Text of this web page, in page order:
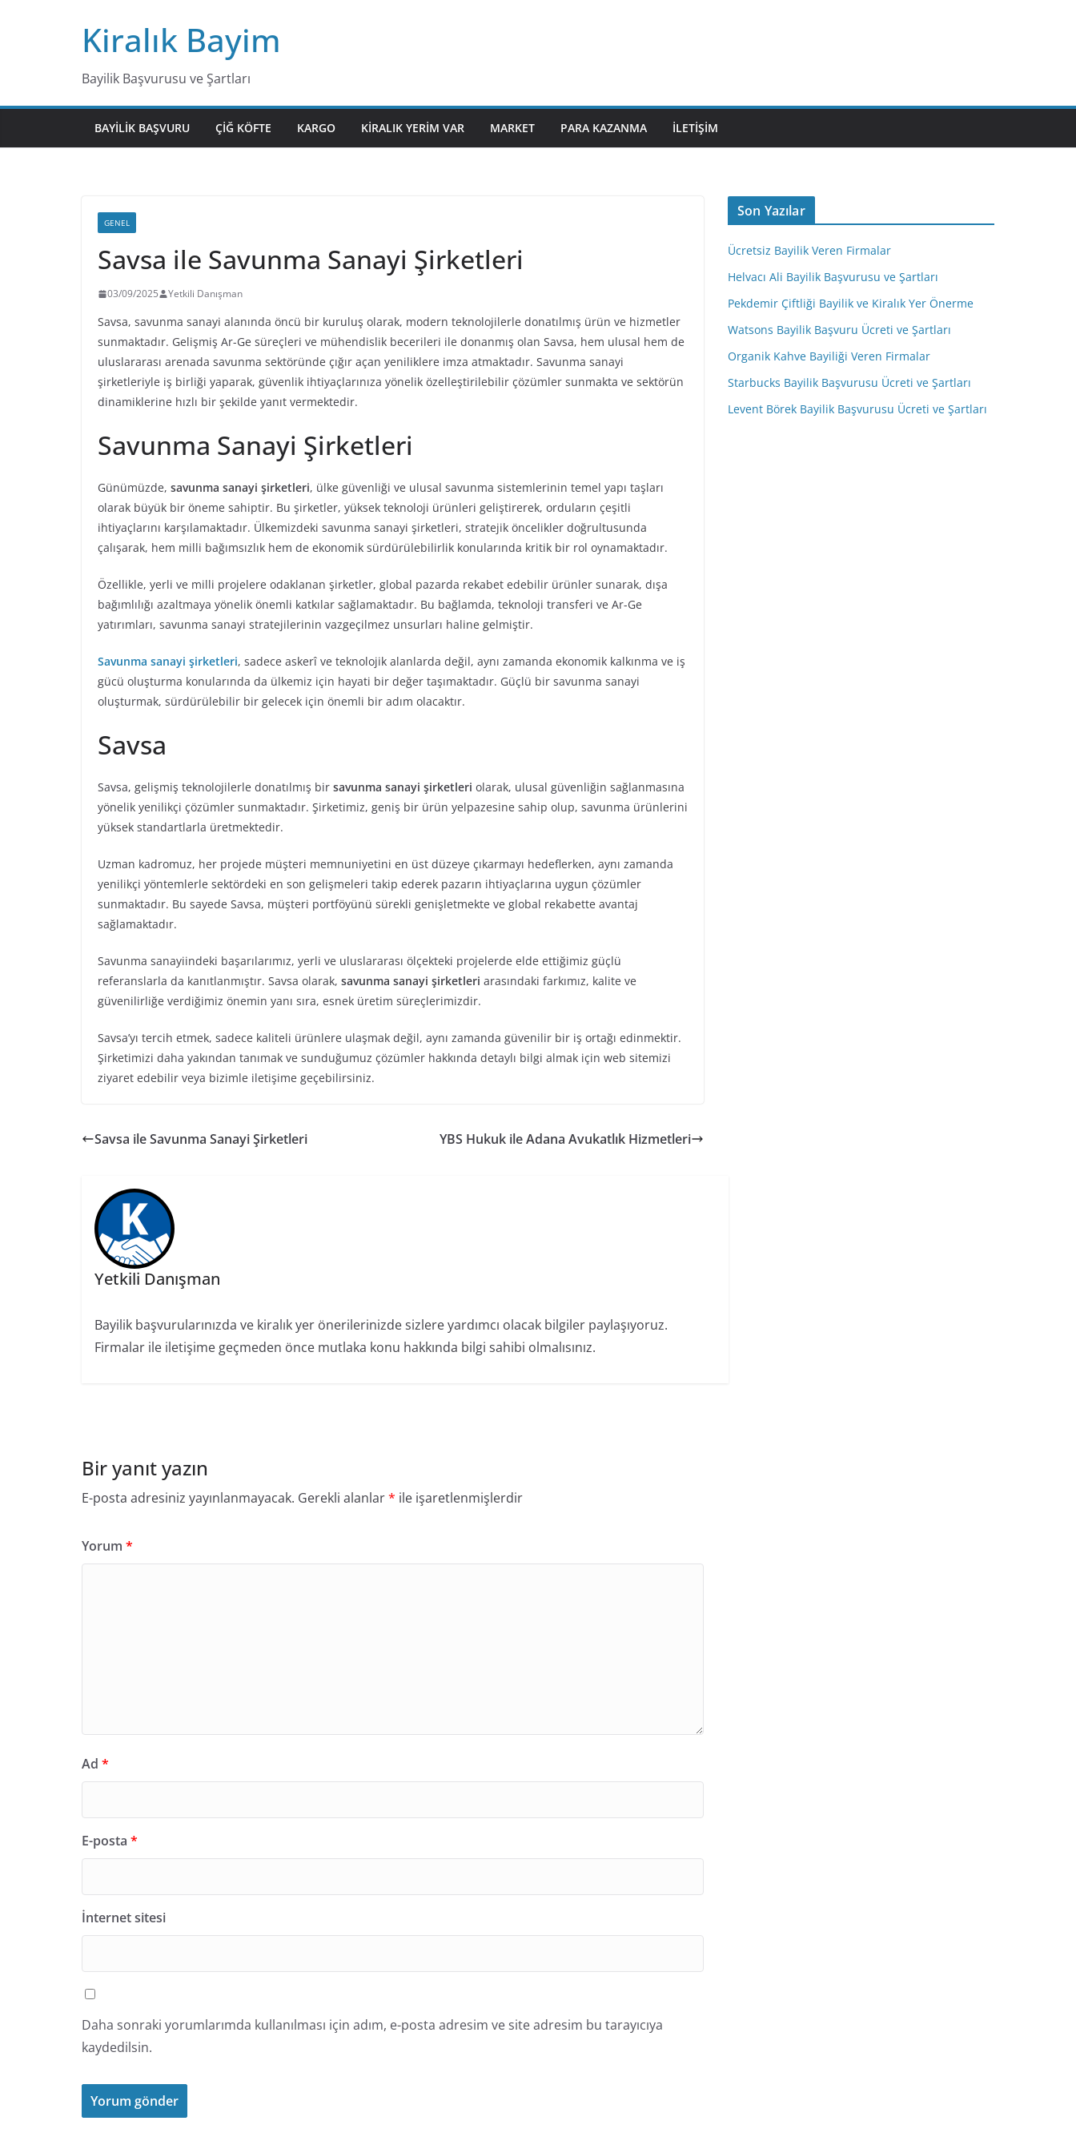
Kiralık Bayim
Bayilik Başvurusu ve Şartları
BAYILIK BAŞVURU ÇIĞ KÖFTE KARGO KIRALIK YERIM VAR MARKET PARA KAZANMA İLETIŞIM
GENEL
Savsa ile Savunma Sanayi Şirketleri
03/09/2025 Yetkili Danışman
Savsa, savunma sanayi alanında öncü bir kuruluş olarak, modern teknolojilerle donatılmış ürün ve hizmetler
sunmaktadır. Gelişmiş Ar-Ge süreçleri ve mühendislik becerileri ile donanmış olan Savsa, hem ulusal hem de
uluslararası arenada savunma sektöründe çığır açan yeniliklere imza atmaktadır. Savunma sanayi
şirketleriyle iş birliği yaparak, güvenlik ihtiyaçlarınıza yönelik özelleştirilebilir çözümler sunmakta ve sektörün
dinamiklerine hızlı bir şekilde yanıt vermektedir.
Savunma Sanayi Şirketleri
Günümüzde, savunma sanayi şirketleri, ülke güvenliği ve ulusal savunma sistemlerinin temel yapı taşları
olarak büyük bir öneme sahiptir. Bu şirketler, yüksek teknoloji ürünleri geliştirerek, orduların çeşitli
ihtiyaçlarını karşılamaktadır. Ülkemizdeki savunma sanayi şirketleri, stratejik öncelikler doğrultusunda
çalışarak, hem milli bağımsızlık hem de ekonomik sürdürülebilirlik konularında kritik bir rol oynamaktadır.
Özellikle, yerli ve milli projelere odaklanan şirketler, global pazarda rekabet edebilir ürünler sunarak, dışa
bağımlılığı azaltmaya yönelik önemli katkılar sağlamaktadır. Bu bağlamda, teknoloji transferi ve Ar-Ge
yatırımları, savunma sanayi stratejilerinin vazgeçilmez unsurları haline gelmiştir.
Savunma sanayi şirketleri, sadece askerî ve teknolojik alanlarda değil, aynı zamanda ekonomik kalkınma ve iş
gücü oluşturma konularında da ülkemiz için hayati bir değer taşımaktadır. Güçlü bir savunma sanayi
oluşturmak, sürdürülebilir bir gelecek için önemli bir adım olacaktır.
Savsa
Savsa, gelişmiş teknolojilerle donatılmış bir savunma sanayi şirketleri olarak, ulusal güvenliğin sağlanmasına
yönelik yenilikçi çözümler sunmaktadır. Şirketimiz, geniş bir ürün yelpazesine sahip olup, savunma ürünlerini
yüksek standartlarla üretmektedir.
Uzman kadromuz, her projede müşteri memnuniyetini en üst düzeye çıkarmayı hedeflerken, aynı zamanda
yenilikçi yöntemlerle sektördeki en son gelişmeleri takip ederek pazarın ihtiyaçlarına uygun çözümler
sunmaktadır. Bu sayede Savsa, müşteri portföyünü sürekli genişletmekte ve global rekabette avantaj
sağlamaktadır.
Savunma sanayiindeki başarılarımız, yerli ve uluslararası ölçekteki projelerde elde ettiğimiz güçlü
referanslarla da kanıtlanmıştır. Savsa olarak, savunma sanayi şirketleri arasındaki farkımız, kalite ve
güvenilirliğe verdiğimiz önemin yanı sıra, esnek üretim süreçlerimizdir.
Savsa’yı tercih etmek, sadece kaliteli ürünlere ulaşmak değil, aynı zamanda güvenilir bir iş ortağı edinmektir.
Şirketimizi daha yakından tanımak ve sunduğumuz çözümler hakkında detaylı bilgi almak için web sitemizi
ziyaret edebilir veya bizimle iletişime geçebilirsiniz.
Savsa ile Savunma Sanayi Şirketleri YBS Hukuk ile Adana Avukatlık Hizmetleri
Yetkili Danışman
Bayilik başvurularınızda ve kiralık yer önerilerinizde sizlere yardımcı olacak bilgiler paylaşıyoruz.
Firmalar ile iletişime geçmeden önce mutlaka konu hakkında bilgi sahibi olmalısınız.
Bir yanıt yazın
E-posta adresiniz yayınlanmayacak. Gerekli alanlar* ile işaretlenmişlerdir
Yorum *
Ad *
E-posta *
İnternet sitesi
Daha sonraki yorumlarımda kullanılması için adım, e-posta adresim ve site adresim bu tarayıcıya
kaydedilsin.
Son Yazılar
Ücretsiz Bayilik Veren Firmalar
Helvacı Ali Bayilik Başvurusu ve Şartları
Pekdemir Çiftliği Bayilik ve Kiralık Yer Önerme
Watsons Bayilik Başvuru Ücreti ve Şartları
Organik Kahve Bayiliği Veren Firmalar
Starbucks Bayilik Başvurusu Ücreti ve Şartları
Levent Börek Bayilik Başvurusu Ücreti ve Şartları